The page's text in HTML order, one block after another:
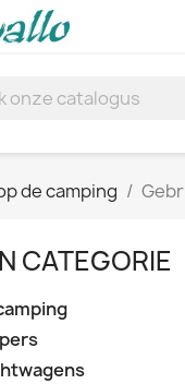
de camping
CATEGORIE